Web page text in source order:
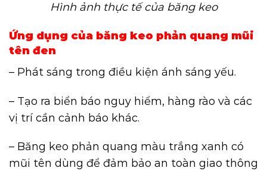
Hình ảnh thực tế của băng keo
Ứng dụng của băng keo phản quang mũi
tên đen
– Phát sáng trong điều kiện ánh sáng yếu.
– Tạo ra biển báo nguy hiểm, hàng rào và các
vị trí cần cảnh báo khác.
– Băng keo phản quang màu trắng xanh có
mũi tên dùng để đảm bảo an toàn giao thông